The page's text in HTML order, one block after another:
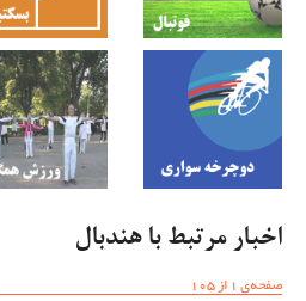
اخبار مرتبط با هندبال
صفحه‌ی 1 از 105